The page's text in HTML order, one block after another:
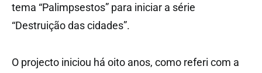
tema “Palimpsestos” para iniciar a série
“Destruição das cidades”.
O projecto iniciou há oito anos, como referi com a